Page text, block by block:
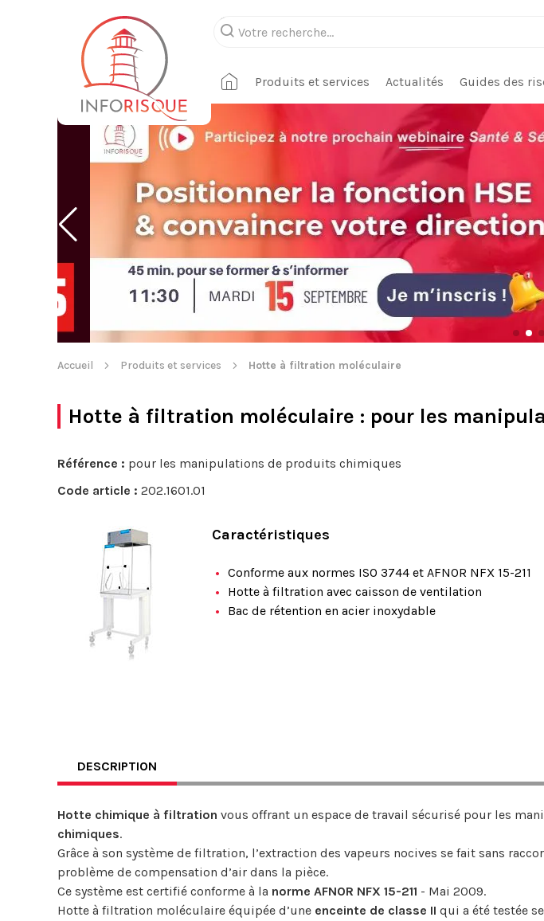
Produits et services Actualités Guides des
Accueil Produits et services Hotte à filtration moléculaire
Hotte à filtration moléculaire : pour les
Référence : pour les manipulations de produits chimiques
Code article : 202.1601.01
Caractéristiques
Conforme aux normes ISO 3744 et AFNOR NFX 15-211
Hotte à filtration avec caisson de ventilation
Bac de rétention en acier inoxydable
DESCRIPTION
Hotte chimique à filtration vous offrant un espace de travail sécurisé pour les
chimiques.
Grâce à son système de filtration, l’extraction des vapeurs nocives se fait sans
problème de compensation d’air dans la pièce.
Ce système est certifié conforme à la norme AFNOR NFX 15-211 - Mai 2009.
Hotte à filtration moléculaire équipée d’une enceinte de classe II qui a été testée